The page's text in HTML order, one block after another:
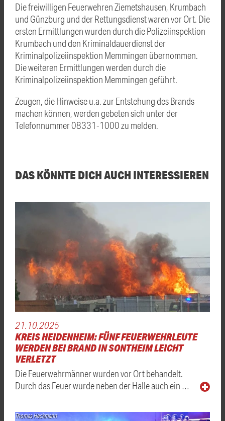
Die freiwilligen Feuerwehren Ziemetshausen, Krumbach
und Günzburg und der Rettungsdienst waren vor Ort. Die
ersten Ermittlungen wurden durch die Polizeiinspektion
Krumbach und den Kriminaldauerdienst der
Kriminalpolizeiinspektion Memmingen übernommen.
Die weiteren Ermittlungen werden durch die
Kriminalpolizeiinspektion Memmingen geführt.
Zeugen, die Hinweise u.a. zur Entstehung des Brands
machen können, werden gebeten sich unter der
Telefonnummer 08331-1000 zu melden.
DAS KÖNNTE DICH AUCH INTERESSIEREN
21.10.2025
KREIS HEIDENHEIM: FÜNF FEUERWEHRLEUTE
WERDEN BEI BRAND IN SONTHEIM LEICHT
VERLETZT
Die Feuerwehrmänner wurden vor Ort behandelt.
Durch das Feuer wurde neben der Halle auch ein …
Thomas Heckmann